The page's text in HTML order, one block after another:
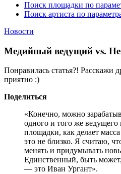
Поиск площадки по
Поиск артиста по
Новости
Медийный ведущий vs.
Понравилась статья?! Расскажи
приятно :)
Поделиться
«Конечно, можно
одного и того же
площадки, как делает
это не близко. Я считаю,
менять и придумывать
Единственный, быть может,
— это Иван Ургант».